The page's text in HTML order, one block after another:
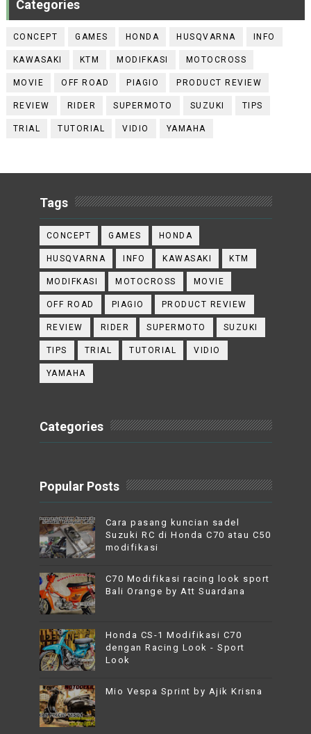
Categories
CONCEPT GAMES HONDA HUSQVARNA INFO
KAWASAKI KTM MODIFKASI MOTOCROSS
MOVIE OFF ROAD PIAGIO PRODUCT REVIEW
REVIEW RIDER SUPERMOTO SUZUKI TIPS
TRIAL TUTORIAL VIDIO YAMAHA
Tags
CONCEPT GAMES HONDA
HUSQVARNA INFO KAWASAKI KTM
MODIFKASI MOTOCROSS MOVIE
OFF ROAD PIAGIO PRODUCT REVIEW
REVIEW RIDER SUPERMOTO SUZUKI
TIPS TRIAL TUTORIAL VIDIO
YAMAHA
Categories
Popular Posts
Cara pasang kuncian sadel
Suzuki RC di Honda C70 atau C50
modifikasi
C70 Modifikasi racing look sport
Bali Orange by Att Suardana
Honda CS-1 Modifikasi C70
dengan Racing Look - Sport
Look
Mio Vespa Sprint by Ajik Krisna